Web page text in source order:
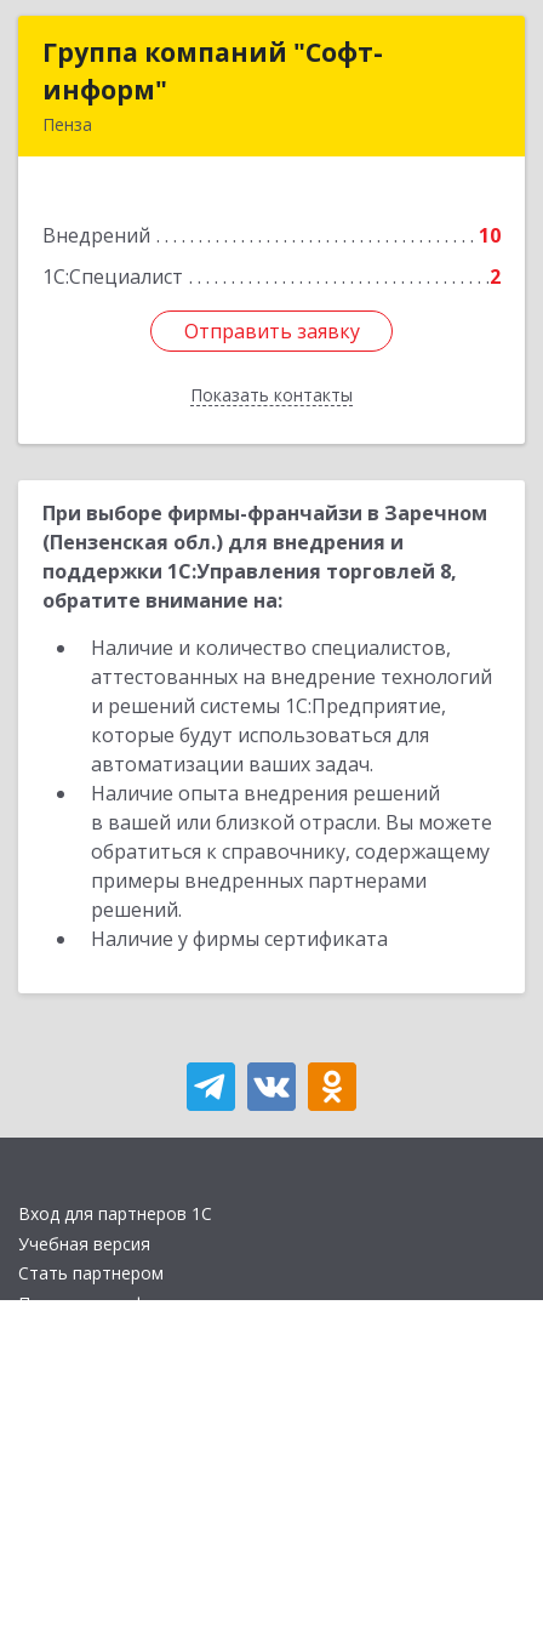
Группа компаний "Софт-
информ"
Пенза
Внедрений
10
1С:Специалист
2
Отправить заявку
Показать контакты
Группа компаний "Софт-
Подробнее
Отправить заявку
Назад
При выборе фирмы-франчайзи в Заречном
(Пензенская обл.) для внедрения и
поддержки 1С:Управления торговлей 8,
обратите внимание на:
Наличие и количество специалистов,
аттестованных на внедрение технологий
и решений системы 1С:Предприятие,
которые будут использоваться для
автоматизации ваших задач.
Наличие опыта внедрения решений
в вашей или близкой отрасли. Вы можете
обратиться к справочнику, содержащему
примеры внедренных партнерами
решений.
Наличие у фирмы сертификата
Вход для партнеров 1С
Учебная версия
Стать партнером
Политика конфиденциальности